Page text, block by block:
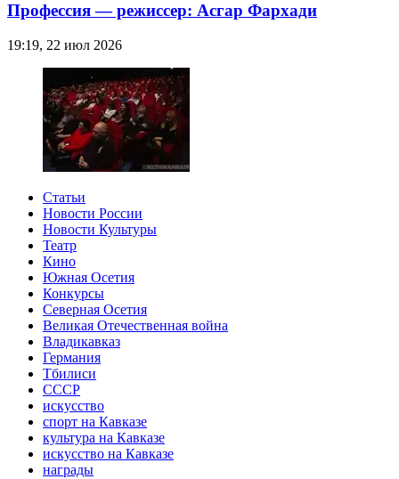
Профессия — режиссер: Асгар Фархади
19:19, 22 июл 2026
Статьи
Новости России
Новости Культуры
Театр
Кино
Южная Осетия
Конкурсы
Северная Осетия
Великая Отечественная война
Владикавказ
Германия
Тбилиси
СССР
искусство
спорт на Кавказе
культура на Кавказе
искусство на Кавказе
награды